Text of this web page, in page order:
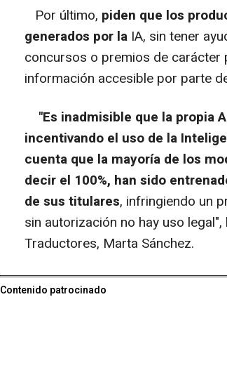
Por último, piden que los
generados por la IA, sin tener
concursos o premios de
información accesible por parte
"Es inadmisible que la propia
incentivando el uso de la
cuenta que la mayoría de los
decir el 100%, han sido
de sus titulares, infringiendo un
sin autorización no hay uso
Traductores, Marta Sánchez.
Contenido patrocinado